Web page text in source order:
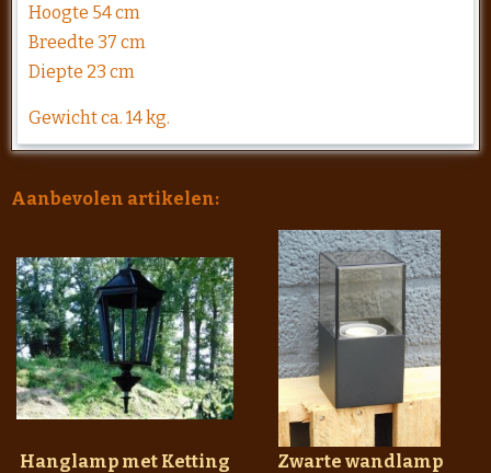
Hoogte 54 cm
Breedte 37 cm
Diepte 23 cm
Gewicht ca. 14 kg.
Aanbevolen artikelen:
Hanglamp met Ketting
Zwarte wandlamp